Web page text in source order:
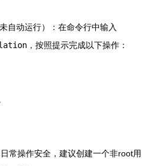
自动运行）：在命令行中输入
，按照提示完成以下操作：
常操作安全，建议创建一个非root用